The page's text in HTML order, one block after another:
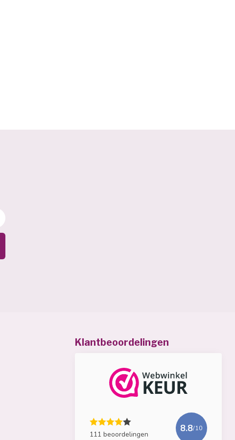
Klantbeoordelingen
111 beoordelingen
8.8/10